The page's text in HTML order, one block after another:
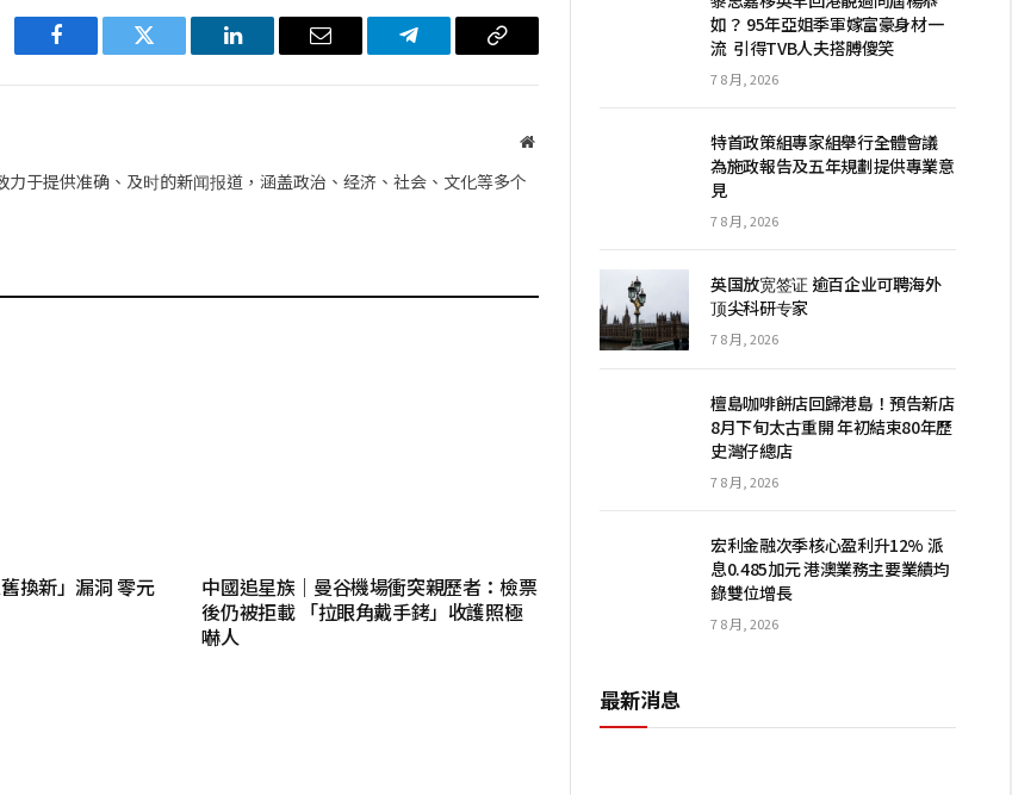
Facebook Twitter LinkedIn 电
Telegram 复
网
于提供准确、及时的新闻报道，涵盖政治、经济、社会、文化等多个
換新」漏洞 零元
中國追星族｜曼谷機場衝突親歷者：檢票
後仍被拒載 「拉眼角戴手銬」收護照極
嚇人
如？ 95年亞姐季軍嫁富豪身材一
流 引得TVB人夫搭膊傻笑
7 8 月, 2026
特首政策組專家組舉行全體會議
為施政報告及五年規劃提供專業意
見
7 8 月, 2026
英国放宽签证 逾百企业可聘海外
顶尖科研专家
7 8 月, 2026
檀島咖啡餅店回歸港島！預告新店
8月下旬太古重開 年初結束80年歷
史灣仔總店
7 8 月, 2026
宏利金融次季核心盈利升12% 派
息0.485加元 港澳業務主要業績均
錄雙位增長
7 8 月, 2026
最新消息